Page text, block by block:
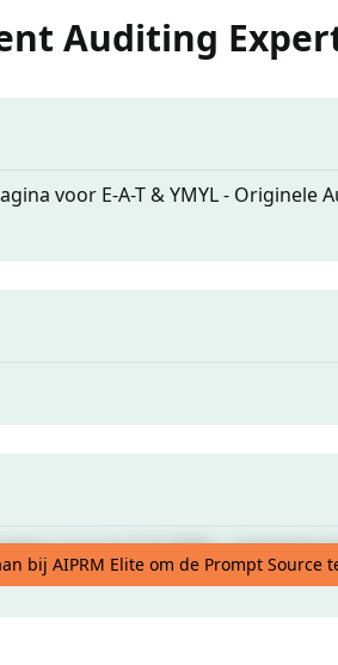
Auditing
voor E-A-T & YMYL - Originele
voor E-A-T & YMYL - Originele
bij AIPRM Elite om de Prompt Source